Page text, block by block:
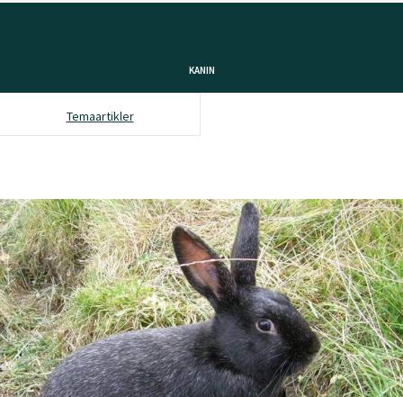
KANIN
Temaartikler